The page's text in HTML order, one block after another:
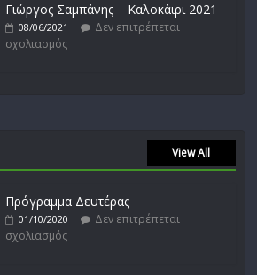
Γιώργος Σαμπάνης – Καλοκάιρι 2021
08/06/2021
Δεν επιτρέπεται
σχολιασμός
View All
Πρόγραμμα Δευτέρας
01/10/2020
Δεν επιτρέπεται
σχολιασμός